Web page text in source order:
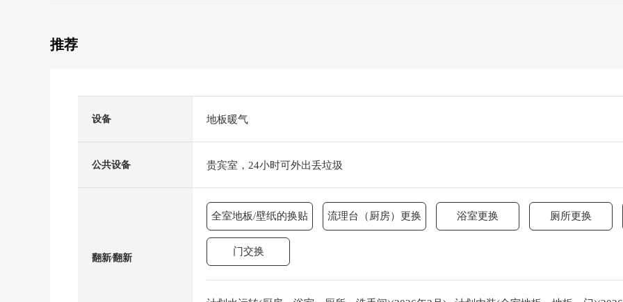
推荐
设备 地板暖气
公共设备 贵宾室，24小时可外出丢垃圾
翻新⁄翻新
全室地板/壁纸的换贴 流理台（厨房）更换 浴室更换 厕所更换
门交换